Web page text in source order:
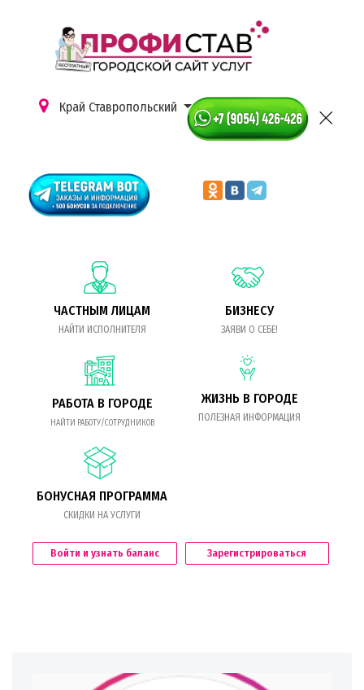
Край Ставропольский
ЧАСТНЫМ ЛИЦАМ
НАЙТИ ИСПОЛНИТЕЛЯ
БИЗНЕСУ
ЗАЯВИ О СЕБЕ!
РАБОТА В ГОРОДЕ
НАЙТИ РАБОТУ/СОТРУДНИКОВ
ЖИЗНЬ В ГОРОДЕ
ПОЛЕЗНАЯ ИНФОРМАЦИЯ
БОНУСНАЯ ПРОГРАММА
СКИДКИ НА УСЛУГИ
Войти и узнать баланс Зарегистрироваться